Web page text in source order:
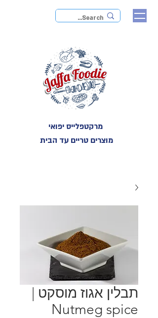
מוצרים טריים עד הבית
תבלין אגוז מוסקט |
Nutmeg spice